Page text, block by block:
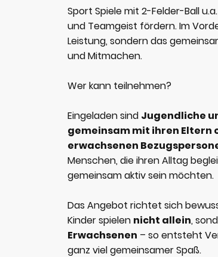
Sport Spiele mit 2-Felder-Ball
und Teamgeist fördern. Im
Leistung, sondern das
und Mitmachen.
Wer kann teilnehmen?
Eingeladen sind Jugendliche
gemeinsam mit ihren
erwachsenen
Menschen, die ihren Alltag
gemeinsam aktiv sein möchten.
Das Angebot richtet sich
Kinder spielen nicht allein,
Erwachsenen – so entsteht
ganz viel gemeinsamer Spaß.